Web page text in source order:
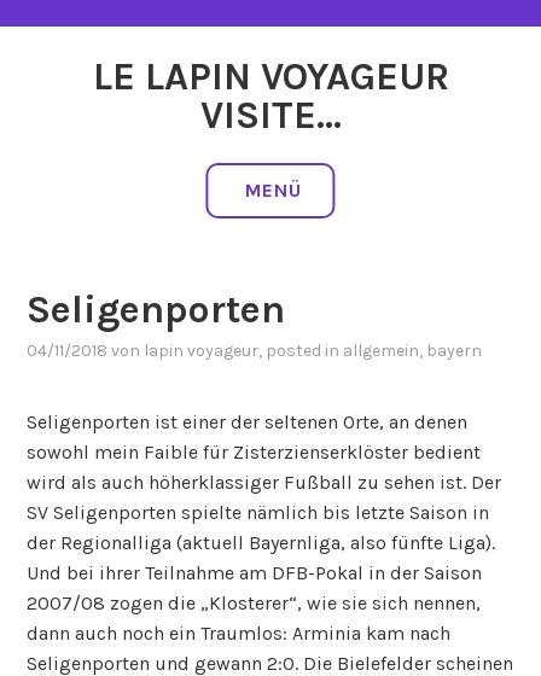
LE LAPIN VOYAGEUR
VISITE…
MENÜ
Seligenporten
04/11/2018 von lapin voyageur, posted in allgemein, bayern
Seligenporten ist einer der seltenen Orte, an denen
sowohl mein Faible für Zisterzienserklöster bedient
wird als auch höherklassiger Fußball zu sehen ist. Der
SV Seligenporten spielte nämlich bis letzte Saison in
der Regionalliga (aktuell Bayernliga, also fünfte Liga).
Und bei ihrer Teilnahme am DFB-Pokal in der Saison
2007/08 zogen die „Klosterer“, wie sie sich nennen,
dann auch noch ein Traumlos: Arminia kam nach
Seligenporten und gewann 2:0. Die Bielefelder scheinen